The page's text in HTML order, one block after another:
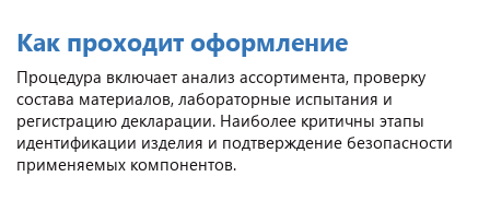
Как проходит оформление
Процедура включает анализ ассортимента, проверку
состава материалов, лабораторные испытания и
регистрацию декларации. Наиболее критичны этапы
идентификации изделия и подтверждение безопасности
применяемых компонентов.